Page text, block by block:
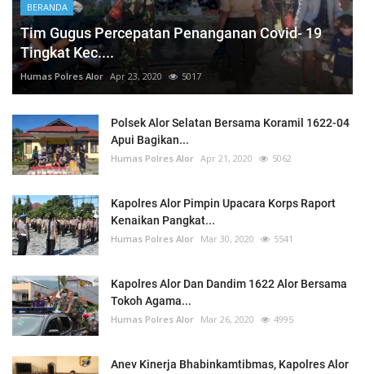
BERANDA
Tim Gugus Percepatan Penanganan Covid- 19
Tingkat Kec....
Humas Polres Alor Apr 23, 2020 5017
Polsek Alor Selatan Bersama Koramil 1622-04
Apui Bagikan...
Humas Polres Alor Apr 21, 2020 5062
Kapolres Alor Pimpin Upacara Korps Raport
Kenaikan Pangkat...
Humas Polres Alor Mar 30, 2020 5541
Kapolres Alor Dan Dandim 1622 Alor Bersama
Tokoh Agama...
Humas Polres Alor Mar 26, 2020 4995
Anev Kinerja Bhabinkamtibmas, Kapolres Alor